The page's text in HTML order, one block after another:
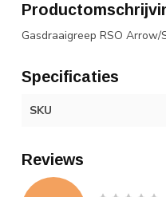
Gasdraaigreep RSO Arrow/
Specificaties
SKU
Reviews